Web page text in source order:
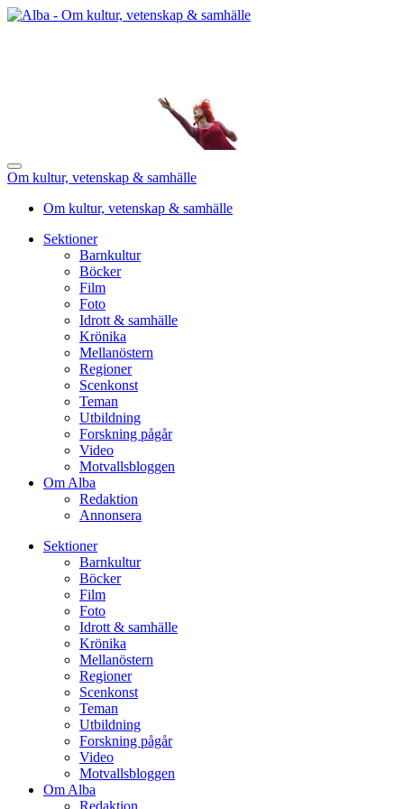
Om kultur, vetenskap & samhälle
Om kultur, vetenskap & samhälle
Sektioner
Barnkultur
Böcker
Film
Foto
Idrott & samhälle
Krönika
Mellanöstern
Regioner
Scenkonst
Teman
Utbildning
Forskning pågår
Video
Motvallsbloggen
Om Alba
Redaktion
Annonsera
Sektioner
Barnkultur
Böcker
Film
Foto
Idrott & samhälle
Krönika
Mellanöstern
Regioner
Scenkonst
Teman
Utbildning
Forskning pågår
Video
Motvallsbloggen
Om Alba
Redaktion